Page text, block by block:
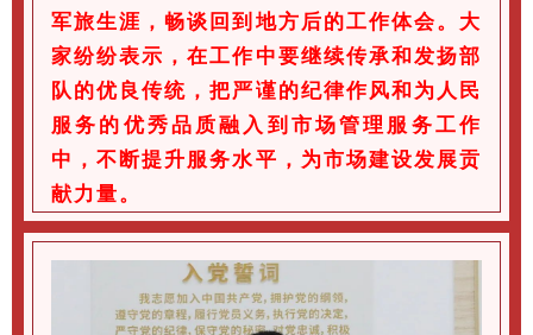
军旅生涯，畅谈回到地方后的工作体会。大
家纷纷表示，在工作中要继续传承和发扬部
队的优良传统，把严谨的纪律作风和为人民
服务的优秀品质融入到市场管理服务工作
中，不断提升服务水平，为市场建设发展贡
献力量。